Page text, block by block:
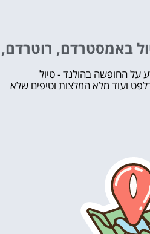
באמסטרדם, רוטרדם,
על החופשה בהולנד - טיול
ועוד מלא המלצות וטיפים שלא